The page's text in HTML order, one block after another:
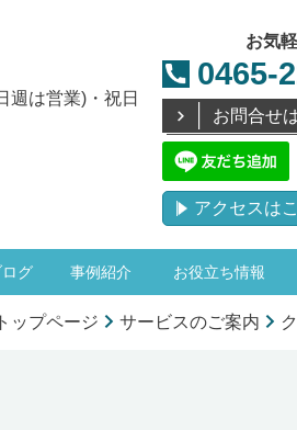
週は営業)・祝日
お気
0465-
お問合せ
アクセスは
ログ 事例紹介 お役立ち情報
トップページ サービスのご案内